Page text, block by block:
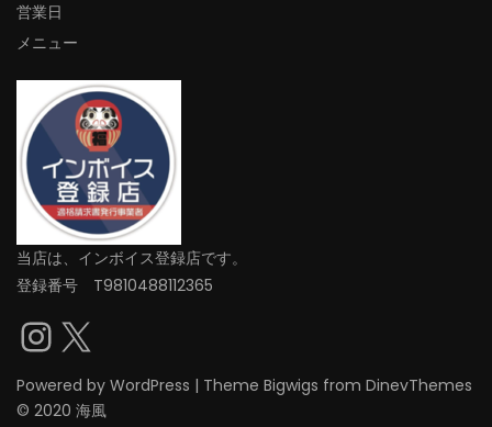
営業日
メニュー
当店は、インボイス登録店です。
登録番号 T9810488112365
Instagram
X
Powered by WordPress | Theme Bigwigs from DinevThemes
© 2020 海風